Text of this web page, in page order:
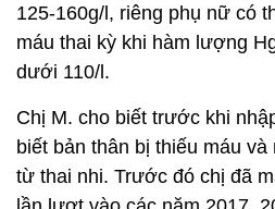
125-160g/l, riêng phụ nữ có
máu thai kỳ khi hàm lượng
dưới 110/l.
Chị M. cho biết trước khi
biết bản thân bị thiếu máu
từ thai nhi. Trước đó chị đã